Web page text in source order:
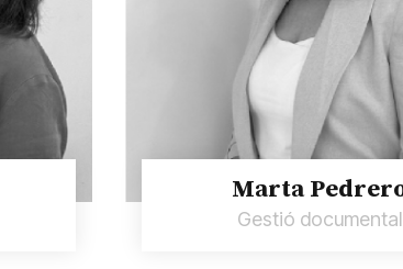
Marta
Gestió documental